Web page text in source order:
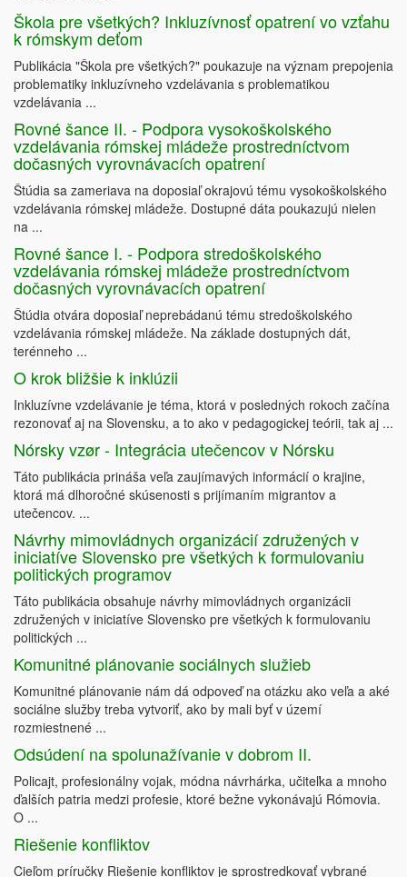
Škola pre všetkých? Inkluzívnosť opatrení vo vzťahu
k rómskym deťom
Publikácia "Škola pre všetkých?" poukazuje na význam prepojenia
problematiky inkluzívneho vzdelávania s problematikou
vzdelávania ...
Rovné šance II. - Podpora vysokoškolského
vzdelávania rómskej mládeže prostredníctvom
dočasných vyrovnávacích opatrení
Štúdia sa zameriava na doposiaľ okrajovú tému vysokoškolského
vzdelávania rómskej mládeže. Dostupné dáta poukazujú nielen
na ...
Rovné šance I. - Podpora stredoškolského
vzdelávania rómskej mládeže prostredníctvom
dočasných vyrovnávacích opatrení
Štúdia otvára doposiaľ neprebádanú tému stredoškolského
vzdelávania rómskej mládeže. Na základe dostupných dát,
terénneho ...
O krok bližšie k inklúzii
Inkluzívne vzdelávanie je téma, ktorá v posledných rokoch začína
rezonovať aj na Slovensku, a to ako v pedagogickej teórii, tak aj ...
Nórsky vzør - Integrácia utečencov v Nórsku
Táto publikácia prináša veľa zaujímavých informácií o krajine,
ktorá má dlhoročné skúsenosti s prijímaním migrantov a
utečencov. ...
Návrhy mimovládnych organizácií združených v
iniciatíve Slovensko pre všetkých k formulovaniu
politických programov
Táto publikácia obsahuje návrhy mimovládnych organizácii
združených v iniciatíve Slovensko pre všetkých k formulovaniu
politických ...
Komunitné plánovanie sociálnych služieb
Komunitné plánovanie nám dá odpoveď na otázku ako veľa a aké
sociálne služby treba vytvoriť, ako by mali byť v území
rozmiestnené ...
Odsúdení na spolunažívanie v dobrom II.
Policajt, profesionálny vojak, módna návrhárka, učiteľka a mnoho
ďalších patria medzi profesie, ktoré bežne vykonávajú Rómovia.
O ...
Riešenie konfliktov
Cieľom príručky Riešenie konfliktov je sprostredkovať vybrané